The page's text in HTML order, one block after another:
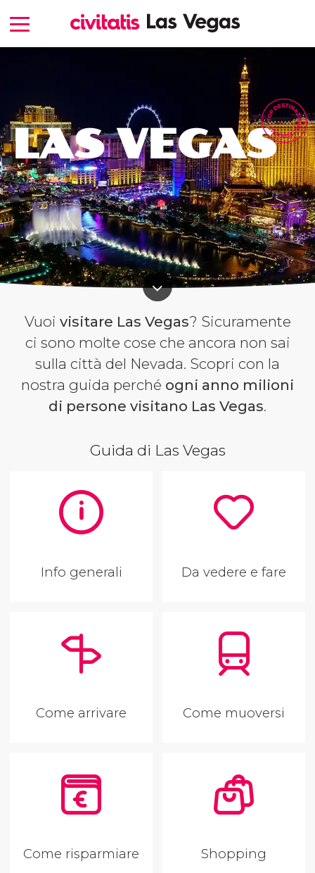
LAS VEGAS
Vuoi visitare Las Vegas? Sicuramente
ci sono molte cose che ancora non sai
sulla città del Nevada. Scopri con la
nostra guida perché ogni anno milioni
di persone visitano Las Vegas.
Guida di Las Vegas
Info generali Da vedere e fare
Come arrivare Come muoversi
Come risparmiare Shopping